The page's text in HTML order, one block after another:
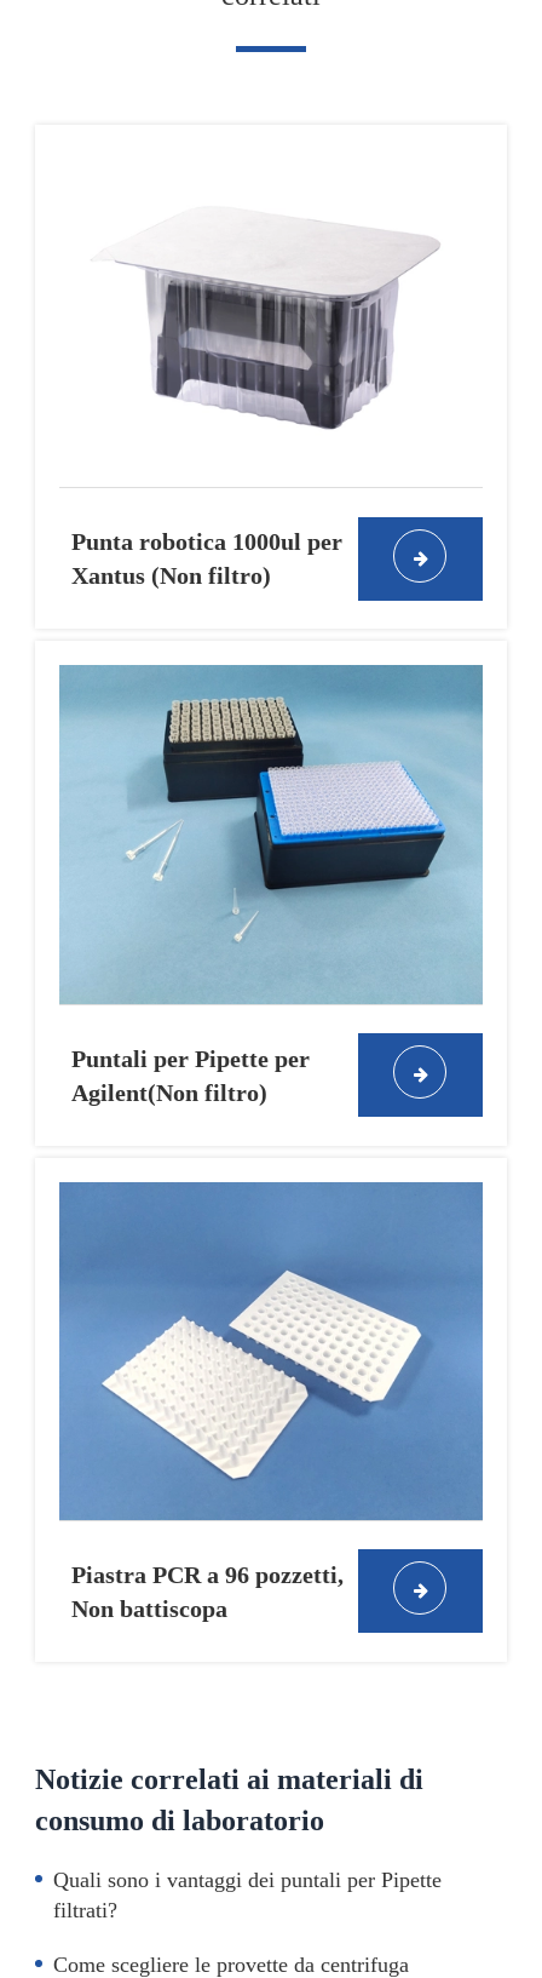
Punta robotica 1000ul per
Xantus (Non filtro)
Puntali per Pipette per
Agilent(Non filtro)
Piastra PCR a 96 pozzetti,
Non battiscopa
Notizie correlati ai materiali di
consumo di laboratorio
Quali sono i vantaggi dei puntali per Pipette
filtrati?
Come scegliere le provette da centrifuga